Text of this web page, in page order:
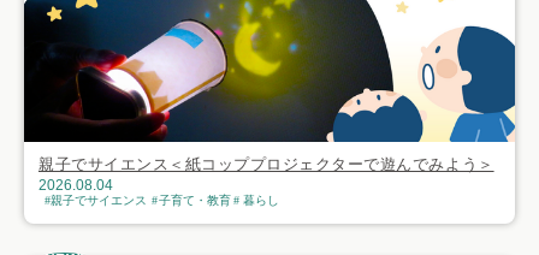
親子でサイエンス＜紙コッププロジェクターで遊んでみよう＞
2026.08.04
親子でサイエンス 子育て・教育 暮らし